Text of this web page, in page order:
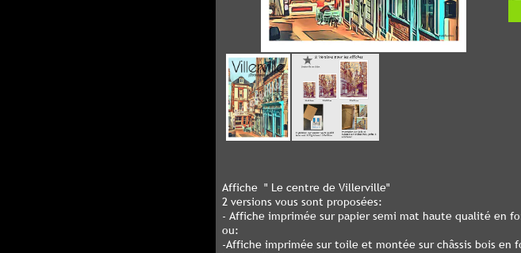
Affiche " Le centre de Villerville"
2 versions vous sont proposées:
- Affiche imprimée sur papier semi mat haute qualité en
ou:
-Affiche imprimée sur toile et montée sur châssis bois en